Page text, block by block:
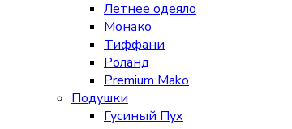
Летнее одеяло
Монако
Тиффани
Роланд
Premium Mako
Подушки
Гусиный Пух